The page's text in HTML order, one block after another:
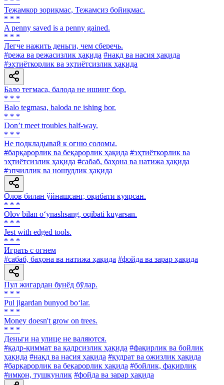
Тежамкор зориқмас, Тежамсиз бойиқмас.
* * *
A penny saved is a penny gained.
* * *
Легче нажить деньги, чем сберечь.
#режа ва режасизлик ҳақида #нақд ва насия ҳақида
#эҳтиёткорлик ва эҳтиётсизлик ҳақида
Бало тегмаса, балода не ишинг бор.
* * *
Balo tegmasa, baloda ne ishing bor.
* * *
Don’t meet troubles half-way.
* * *
He подкладывай к огню соломы.
#барқарорлик ва беқарорлик ҳақида #эҳтиёткорлик ва
эҳтиётсизлик ҳақида #сабаб, баҳона ва натижа ҳақида
#эпчиллик ва ношудлик ҳақида
Олов билан ўйнашсанг, оқибати куярсан.
* * *
Olov bilan o‘ynashsang, oqibati kuyarsan.
* * *
Jest with edged tools.
* * *
Играть с огнем
#сабаб, баҳона ва натижа ҳақида #фойда ва зарар ҳақида
Пул жигардан бунёд бўлар.
* * *
Pul jigardan bunyod bo‘lar.
* * *
Money doesn't grow on trees.
* * *
Деньги на улице не валяются.
#қадр-қиммат ва қадрсизлик ҳақида #фақирлик ва бойлик
ҳақида #нақд ва насия ҳақида #қудрат ва ожизлик ҳақида
#барқарорлик ва беқарорлик ҳақида #бойлик, фақирлик
#имкон, тушкунлик #фойда ва зарар ҳақида